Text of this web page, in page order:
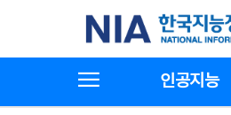
기
한국지능정보사회진흥원
인공지능